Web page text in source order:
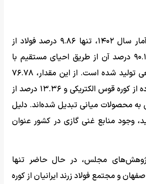
در ایران، مطابق با آمار سال ۱۴۰۲، تنها ۹.۸۶ درصد فولاد از
طریق کوره بلند و ۹۰.۱۴ درصد آن از طریق احیای مستقیم با
بهره‌گیری از گاز طبیعی تولید شده است. از این مقدار، ۷۶.۷۸
درصد فولاد با استفاده از کوره قوس الکتریکی و ۱۳.۳۶ درصد از
به محصولات میانی تبدیل شده‌اند. دلیل
وجود منابع غنی گازی در کشور عنوان
مجلس، در حال حاضر تنها
و مجتمع فولاد زرند ایرانیان از کوره